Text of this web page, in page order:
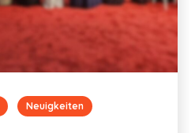
Neuigkeiten